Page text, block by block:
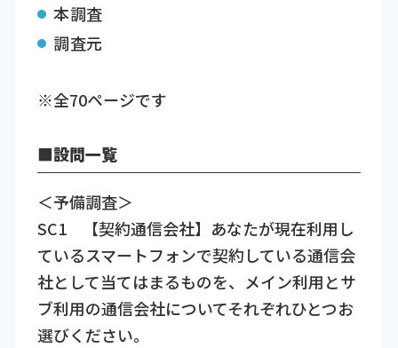
本調査
調査元
※全70ページです
■設問一覧
＜予備調査＞
SC1 【契約通信会社】あなたが現在利用し
ているスマートフォンで契約している通信会
社として当てはまるものを、メイン利用とサ
ブ利用の通信会社についてそれぞれひとつお
選びください。